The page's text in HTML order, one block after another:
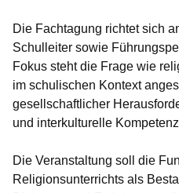
Die Fachtagung richtet sich
Schulleiter sowie
Fokus steht die Frage wie
im schulischen Kontext
gesellschaftlicher
und interkulturelle
Die Veranstaltung soll die
Religionsunterrichts als